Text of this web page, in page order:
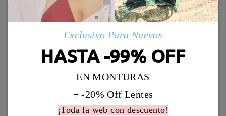
comentarios
Deje su comentario
Envío
5-7 días laborales detalles
Marcos Similares
9,95 € Jewels07
Exclusivo Para Nuevos
HASTA -99% OFF
EN MONTURAS
+ -20% Off Lentes
¡Toda la web con descuento!